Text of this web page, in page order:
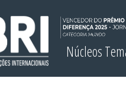
Núcleos